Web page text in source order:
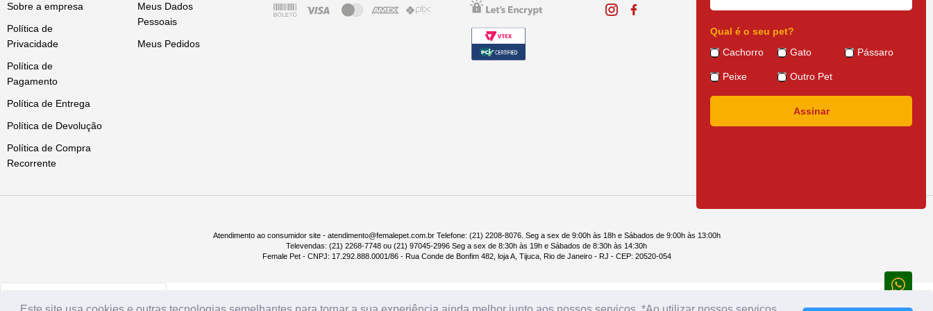
Além de matar as pulgas antes que produzam ovos, o produto combate também três tipo de sarnas: Sarcópticas, Demodécica e Otodócica.
Sua fórmula age contra as pulgas resistentes, podendo ser utilizado também como parte do tratamento estratégico para controle de dermatite alérgica a picada de pulgas (DAPP).
Sobre a empresa
Política de
Privacidade
Política de
Pagamento
Política de Entrega
Política de Devolução
Política de Compra
Recorrente
Meus Dados
Pessoais
Meus Pedidos
Qual é o seu pet?
Cachorro
Gato Pássaro
Peixe Outro Pet
Atendimento ao consumidor site - atendimento@femalepet.com.br Telefone: (21) 2208-8076. Seg a sex de 9:00h às 18h e Sábados de 9:00h às 13:00h
Televendas: (21) 2268-7748 ou (21) 97045-2996 Seg a sex de 8:30h às 19h e Sábados de 8:30h às 14:30h
Female Pet - CNPJ: 17.292.888.0001/86 - Rua Conde de Bonfim 482, loja A, Tijuca, Rio de Janeiro - RJ - CEP: 20520-054